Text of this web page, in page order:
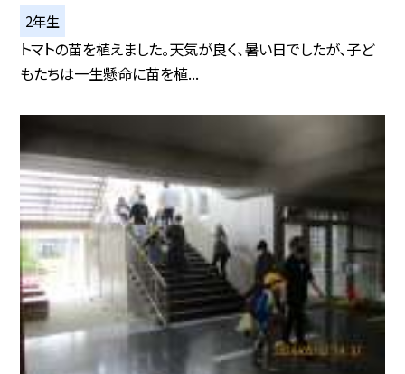
2年生
トマトの苗を植えました。天気が良く、暑い日でしたが、子ど
もたちは一生懸命に苗を植...